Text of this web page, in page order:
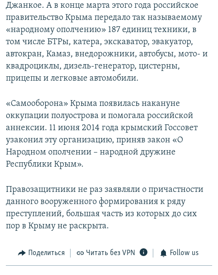
Джанкое. А в конце марта этого года российское
правительство Крыма передало так называемому
«народному ополчению» 187 единиц техники, в
том числе БТРы, катера, экскаватор, эвакуатор,
автокран, Камаз, внедорожники, автобусы, мото- и
квадроциклы, дизель-генератор, цистерны,
прицепы и легковые автомобили.
«Самооборона» Крыма появилась накануне
оккупации полуострова и помогала российской
аннексии. 11 июня 2014 года крымский Госсовет
узаконил эту организацию, приняв закон «О
Народном ополчении – народной дружине
Республики Крым».
Правозащитники не раз заявляли о причастности
данного вооруженного формирования к ряду
преступлений, большая часть из которых до сих
пор в Крыму не раскрыта.
Поделиться Читать без VPN Follow us